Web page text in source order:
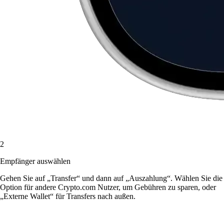
2
Empfänger auswählen
Gehen Sie auf „Transfer“ und dann auf „Auszahlung“. Wählen Sie die
Option für andere Crypto.com Nutzer, um Gebühren zu sparen, oder
„Externe Wallet“ für Transfers nach außen.